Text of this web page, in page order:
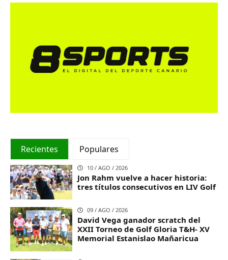
Recientes Populares
10 / AGO / 2026
Jon Rahm vuelve a hacer historia:
tres títulos consecutivos en LIV Golf
09 / AGO / 2026
David Vega ganador scratch del
XXII Torneo de Golf Gloria T&H- XV
Memorial Estanislao Mañaricua